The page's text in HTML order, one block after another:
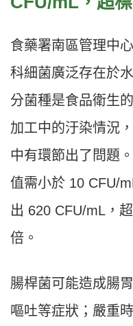
食藥署南區管理中
科細菌廣泛存在於
分菌種是食品衛生
加工中的汙染情況
中有環節出了問題
值需小於 10 CFU/
出 620 CFU/mL，
倍。
腸桿菌可能造成腸
嘔吐等症狀；嚴重